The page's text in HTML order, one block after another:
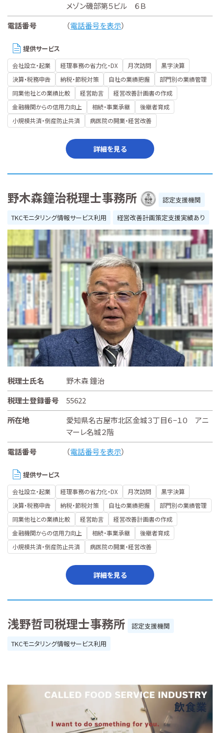
メゾン磯部第５ビル ６Ｂ
電話番号
（電話番号を表示）
提供サービス
会社設立・起業 経理事務の省力化・DX 月次訪問
黒字決算
決算・税務申告
納税・節税対策 自社の業績把握
部門別の業績管理
同業他社との業績比較
経営助言
経営改善計画書の作成
金融機関からの信用力向上
相続・事業承継
後継者育成
小規模共済・倒産防止共済
病医院の開業・経営改善
詳細を見る
野木森鐘治税理士事務所
認定支援機関
TKCモニタリング情報サービス利用
経営改善計画策定支援実績あり
税理士氏名
野木森 鐘治
税理士登録番号
55622
所在地
愛知県名古屋市北区金城３丁目６−１０ アニ
マーレ名城２階
電話番号
（電話番号を表示）
提供サービス
会社設立・起業 経理事務の省力化・DX 月次訪問
黒字決算
決算・税務申告
納税・節税対策 自社の業績把握
部門別の業績管理
同業他社との業績比較
経営助言
経営改善計画書の作成
金融機関からの信用力向上
相続・事業承継
後継者育成
小規模共済・倒産防止共済
病医院の開業・経営改善
詳細を見る
浅野哲司税理士事務所
認定支援機関
TKCモニタリング情報サービス利用